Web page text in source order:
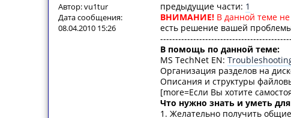
Автор: vu1tur
Дата сообщения:
08.04.2010 15:26
предыдущие части: 1
ВНИМАНИЕ! В данной теме
есть решение вашей
В помощь по данной теме:
MS TechNet EN:
Организация разделов на
Описания и структуры
[more=Если Вы хотите
Что нужно знать и уметь
1. Желательно получить